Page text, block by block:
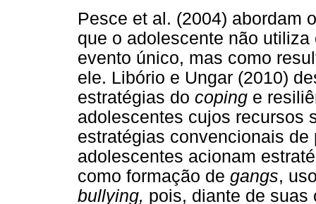
Pesce et al. (2004) abordam
que o adolescente não
evento único, mas como
ele. Libório e Ungar (2010)
estratégias do coping e
adolescentes cujos recursos
estratégias convencionais
adolescentes acionam
como formação de gangs,
bullying, pois, diante de